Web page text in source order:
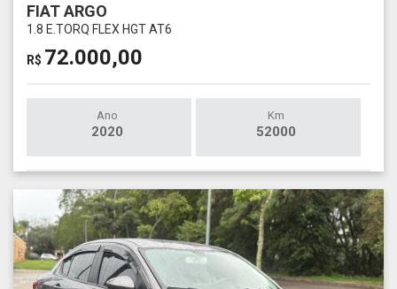
FIAT ARGO
1.8 E.TORQ FLEX HGT AT6
R$ 72.000,00
Ano
2020
Km
52000